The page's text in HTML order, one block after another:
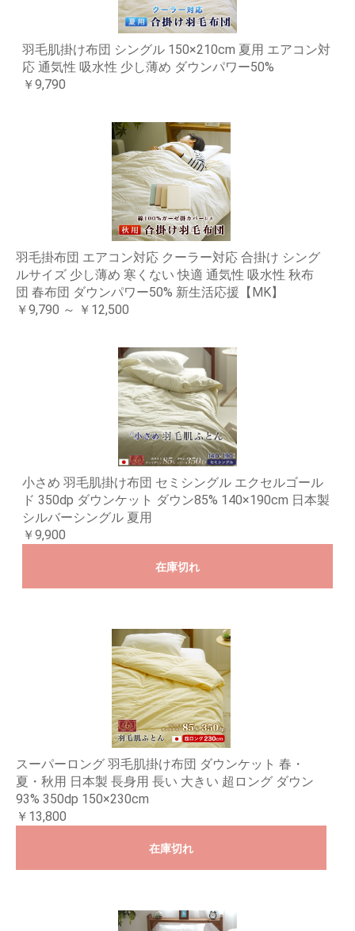
羽毛肌掛け布団 シングル 150×210cm 夏用 エアコン対
応 通気性 吸水性 少し薄め ダウンパワー50%
￥9,790
羽毛掛布団 エアコン対応 クーラー対応 合掛け シング
ルサイズ 少し薄め 寒くない 快適 通気性 吸水性 秋布
団 春布団 ダウンパワー50% 新生活応援【MK】
￥9,790 ～ ￥12,500
小さめ 羽毛肌掛け布団 セミシングル エクセルゴール
ド 350dp ダウンケット ダウン85% 140×190cm 日本製
シルバーシングル 夏用
￥9,900
在庫切れ
スーパーロング 羽毛肌掛け布団 ダウンケット 春・
夏・秋用 日本製 長身用 長い 大きい 超ロング ダウン
93% 350dp 150×230cm
￥13,800
在庫切れ